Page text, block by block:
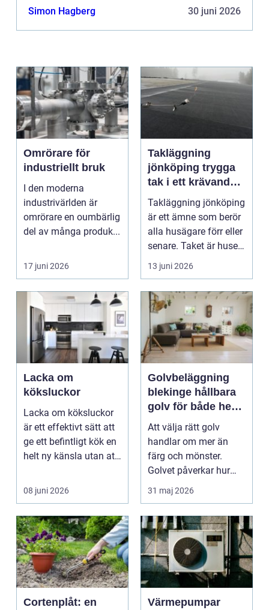
utforska vad säkerhetsdörrar är och hur de
Simon Hagberg 30 juni 2026
Omrörare för
industriellt bruk
I den moderna
industrivärlden är
omrörare en oumbärlig
del av många produk...
17 juni 2026
Takläggning
jönköping trygga
tak i ett krävande
småländskt klimat
Takläggning jönköping
är ett ämne som berör
alla husägare förr eller
senare. Taket är husets
viktiga...
13 juni 2026
Lacka om
köksluckor
Lacka om köksluckor
är ett effektivt sätt att
ge ett befintligt kök en
helt ny känsla utan att
08 juni 2026
Golvbeläggning
blekinge hållbara
golv för både hem
och företag
Att välja rätt golv
handlar om mer än
färg och mönster.
Golvet påverkar hur
rummet upplevs, hur
31 maj 2026
Cortenplåt: en
Värmepumpar